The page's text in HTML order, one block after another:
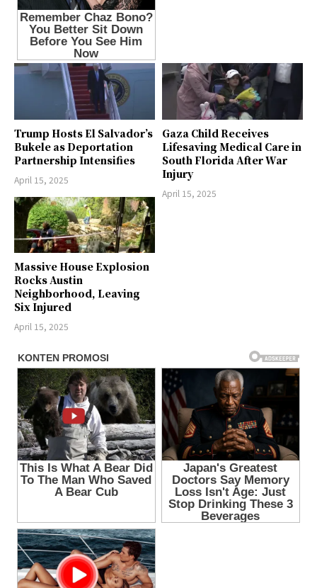
Trump Hosts El Salvador’s
Bukele as Deportation
Partnership Intensifies
April 15, 2025
Gaza Child Receives
Lifesaving Medical Care in
South Florida After War
Injury
April 15, 2025
Massive House Explosion
Rocks Austin
Neighborhood, Leaving
Six Injured
April 15, 2025